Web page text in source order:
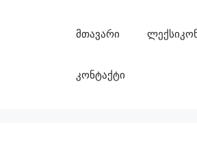
მთავარი
კონტაქტი